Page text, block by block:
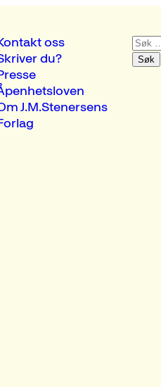
oss
du?
J.M.Stenersens
Søk
etter: